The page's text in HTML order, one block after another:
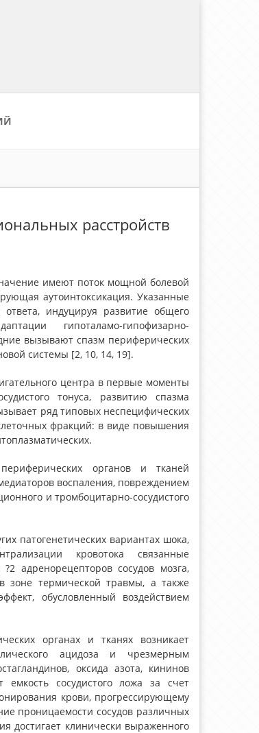
расстройств
имеют поток мощной болевой
аутоинтоксикация. Указанные
индуцируя развитие общего
гипоталамо-гипофизарно-
вызывают спазм периферических
системы [2, 10, 14, 19].
центра в первые моменты
тонуса, развитию спазма
ряд типовых неспецифических
фракций: в виде повышения
органов и тканей
воспаления, повреждением
и тромбоцитарно-соcудистого
патогенетических вариантах шока,
кровотока связанные
адренорецепторов сосудов мозга,
зоне термической травмы, а также
обусловленный воздействием
органах и тканях возникает
ацидоза и чрезмерным
оксида азота, кининов
сосудистого ложа за счет
крови, прогрессирующему
проницаемости сосудов различных
достигает клинически выраженного